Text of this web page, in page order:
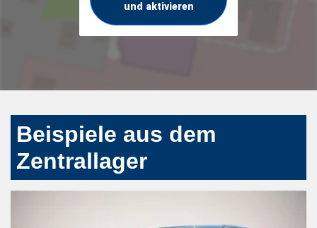
und aktivieren
Beispiele aus dem
Zentrallager